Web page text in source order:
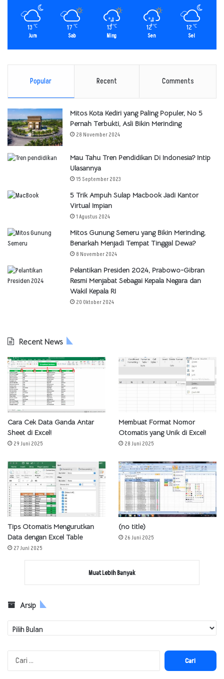
13℃
Jum
17 ℃
Sab
13 ℃
Ming
12℃
Sen
12 ℃
Sel
Popular Recent Comments
Mitos Kota Kediri yang Paling Populer, No 5
Pernah Terbukti, Asli Bikin Merinding
28 November 2024
Mau Tahu Tren Pendidikan Di Indonesia? Intip
Ulasannya
15 September 2023
5 Trik Ampuh Sulap Macbook Jadi Kantor
Virtual Impian
1 Agustus 2024
Mitos Gunung Semeru yang Bikin Merinding,
Benarkah Menjadi Tempat Tinggal Dewa?
8 November 2024
Pelantikan Presiden 2024, Prabowo-Gibran
Resmi Menjabat Sebagai Kepala Negara dan
Wakil Kepala RI
20 Oktober 2024
Recent News
Cara Cek Data Ganda Antar
Sheet di Excel!
29 Juni 2025
Membuat Format Nomor
Otomatis yang Unik di Excel!
28 Juni 2025
Tips Otomatis Mengurutkan
Data dengan Excel Table
27 Juni 2025
(no title)
26 Juni 2025
Muat Lebih Banyak
Arsip
Cari
untuk: